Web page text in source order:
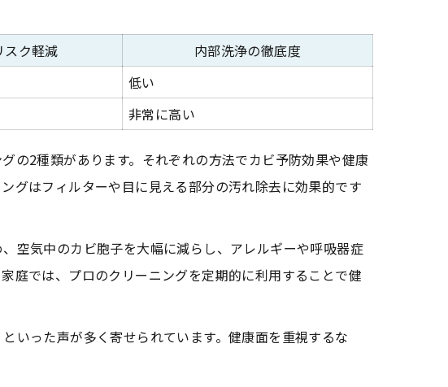
理由
法
関係
まとめ
態
スク軽減
内部洗浄の徹底度
低い
非常に高い
の2種類があります。それぞれの方法でカビ予防効果や健康
グはフィルターや目に見える部分の汚れ除去に効果的です
空気中のカビ胞子を大幅に減らし、アレルギーや呼吸器症
庭では、プロのクリーニングを定期的に利用することで健
いった声が多く寄せられています。健康面を重視するな